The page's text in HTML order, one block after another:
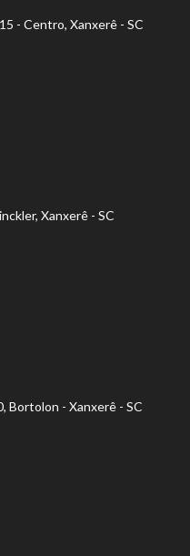
- Centro, Xanxerê - SC
Xanxerê - SC
Bortolon - Xanxerê - SC